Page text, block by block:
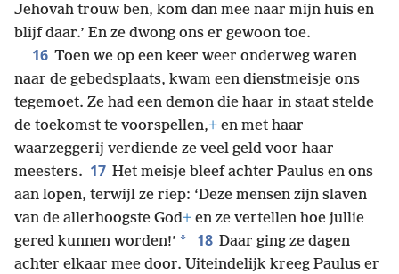
Jehovah trouw ben, kom dan mee naar mijn huis en
blijf daar.’ En ze dwong ons er gewoon toe.
16 Toen we op een keer weer onderweg waren
naar de gebedsplaats, kwam een dienstmeisje ons
tegemoet. Ze had een demon die haar in staat stelde
de toekomst te voorspellen,+ en met haar
waarzeggerij verdiende ze veel geld voor haar
meesters. 17 Het meisje bleef achter Paulus en ons
aan lopen, terwijl ze riep: ‘Deze mensen zijn slaven
van de allerhoogste God+ en ze vertellen hoe jullie
gered kunnen worden!’ * 18 Daar ging ze dagen
achter elkaar mee door. Uiteindelijk kreeg Paulus er